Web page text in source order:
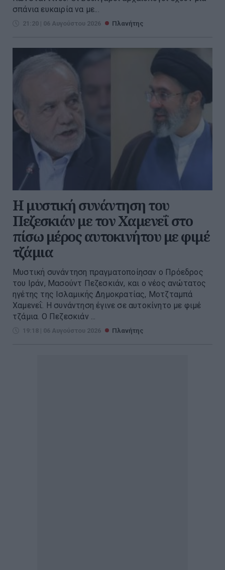
σπάνια ευκαιρία να με...
21:20 | 06 Αυγούστου 2026 Πλανήτης
Η μυστική συνάντηση του
Πεζεσκιάν με τον Χαμενεΐ στο
πίσω μέρος αυτοκινήτου με φιμέ
τζάμια
Μυστική συνάντηση πραγματοποίησαν ο Πρόεδρος
του Ιράν, Μασούντ Πεζεσκιάν, και ο νέος ανώτατος
ηγέτης της Ισλαμικής Δημοκρατίας, Μοτζταμπά
Χαμενεΐ. Η συνάντηση έγινε σε αυτοκίνητο με φιμέ
τζάμια. Ο Πεζεσκιάν ...
19:18 | 06 Αυγούστου 2026 Πλανήτης